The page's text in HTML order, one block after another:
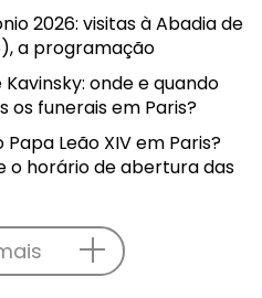
2026: visitas à Abadia de
a programação
onde e quando
os funerais em Paris?
Leão XIV em Paris?
o horário de abertura das